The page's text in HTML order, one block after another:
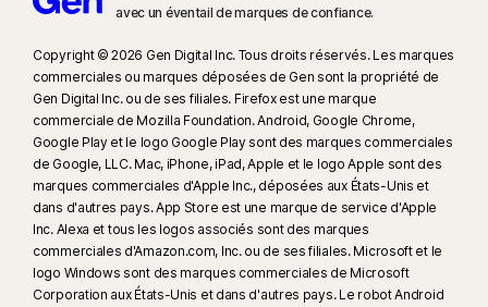
avec un éventail de marques de confiance.​
Copyright © 2026 Gen Digital Inc. Tous droits réservés. Les marques
commerciales ou marques déposées de Gen sont la propriété de
Gen Digital Inc. ou de ses filiales. Firefox est une marque
commerciale de Mozilla Foundation. Android, Google Chrome,
Google Play et le logo Google Play sont des marques commerciales
de Google, LLC. Mac, iPhone, iPad, Apple et le logo Apple sont des
marques commerciales d'Apple Inc., déposées aux États-Unis et
dans d'autres pays. App Store est une marque de service d'Apple
Inc. Alexa et tous les logos associés sont des marques
commerciales d'Amazon.com, Inc. ou de ses filiales. Microsoft et le
logo Windows sont des marques commerciales de Microsoft
Corporation aux États-Unis et dans d'autres pays. Le robot Android